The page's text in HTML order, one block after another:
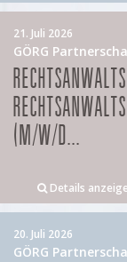
21. Juli 2026
GÖRG
(M/W/D...
Details
20. Juli 2026
GÖRG